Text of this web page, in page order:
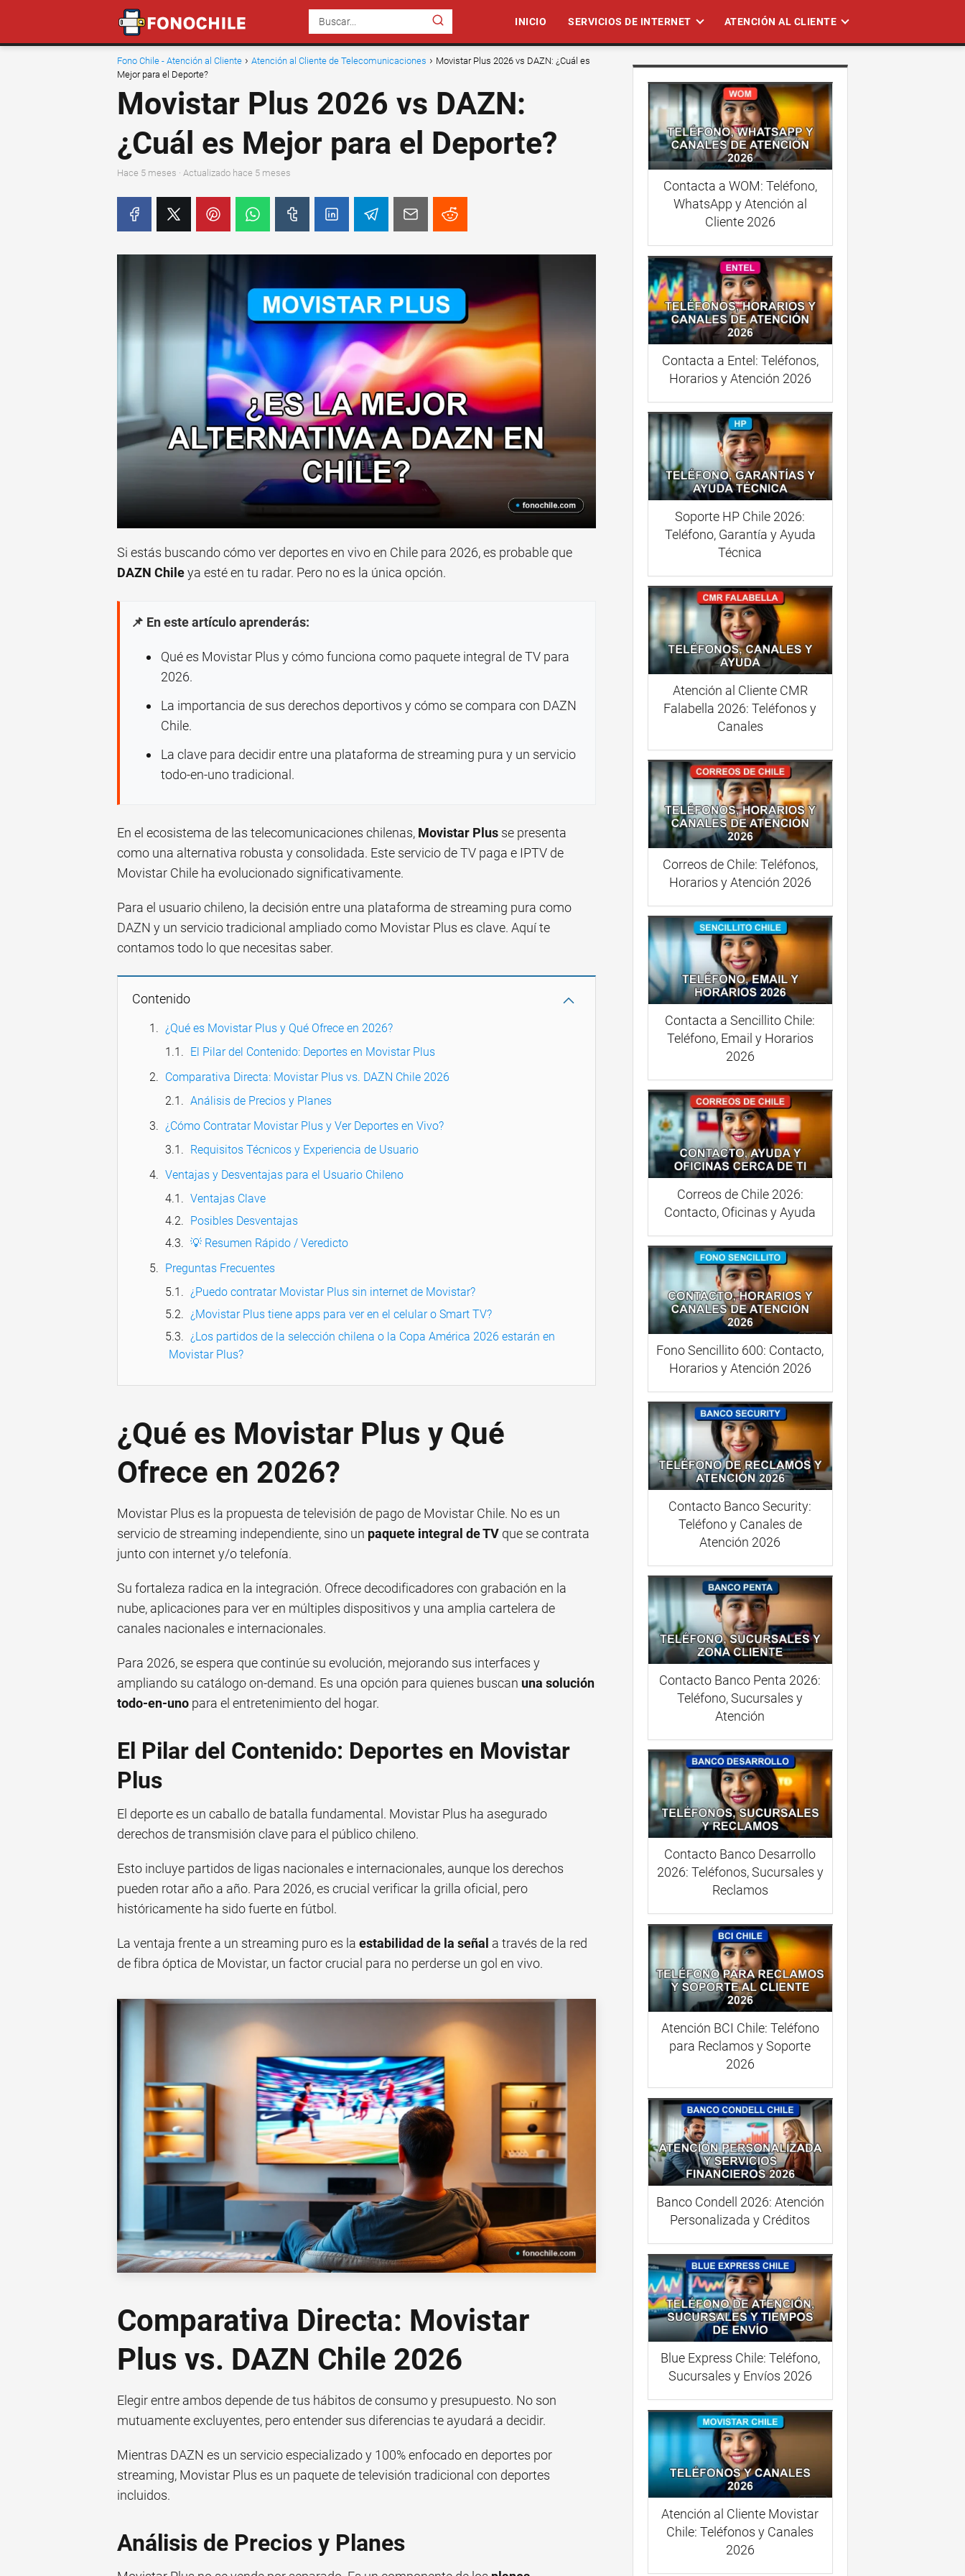
INICIO SERVICIOS DE INTERNET ATENCIÓN AL CLIENTE
Fono Chile - Atención al Cliente Atención al Cliente de Telecomunicaciones
Movistar Plus 2026 vs DAZN: ¿Cuál es
Mejor para el Deporte?
Movistar Plus 2026 vs DAZN:
¿Cuál es Mejor para el Deporte?
hace 5 meses · Actualizado hace 5 meses
Si estás buscando cómo ver deportes en vivo en Chile para 2026, es probable que
DAZN Chileya esté en tu radar. Pero no es la única opción.
📌 En este artículo aprenderás:
Qué es Movistar Plus y cómo funciona como paquete integral de TV para
2026.
La importancia de sus derechos deportivos y cómo se compara con DAZN
Chile.
La clave para decidir entre una plataforma de streaming pura y un servicio
todo-en-uno tradicional.
En el ecosistema de las telecomunicaciones chilenas, Movistar Plus se presenta
como una alternativa robusta y consolidada. Este servicio de TV paga e IPTV de
Movistar Chile ha evolucionado significativamente.
Para el usuario chileno, la decisión entre una plataforma de streaming pura como
DAZN y un servicio tradicional ampliado como Movistar Plus es clave. Aquí te
contamos todo lo que necesitas saber.
Contenido
¿Qué es Movistar Plus y Qué Ofrece en 2026?
El Pilar del Contenido: Deportes en Movistar Plus
Comparativa Directa: Movistar Plus vs. DAZN Chile 2026
Análisis de Precios y Planes
¿Cómo Contratar Movistar Plus y Ver Deportes en Vivo?
Requisitos Técnicos y Experiencia de Usuario
Ventajas y Desventajas para el Usuario Chileno
Ventajas Clave
Posibles Desventajas
💡 Resumen Rápido / Veredicto
Preguntas Frecuentes
¿Puedo contratar Movistar Plus sin internet de Movistar?
¿Movistar Plus tiene apps para ver en el celular o Smart TV?
¿Los partidos de la selección chilena o la Copa América 2026 estarán en
Movistar Plus?
¿Qué es Movistar Plus y Qué
Ofrece en 2026?
Movistar Plus es la propuesta de televisión de pago de Movistar Chile. No es un
servicio de streaming independiente, sino un paquete integral de TV que se contrata
junto con internet y/o telefonía.
Su fortaleza radica en la integración. Ofrece decodificadores con grabación en la
nube, aplicaciones para ver en múltiples dispositivos y una amplia cartelera de
canales nacionales e internacionales.
Para 2026, se espera que continúe su evolución, mejorando sus interfaces y
ampliando su catálogo on-demand. Es una opción para quienes buscan una solución
todo-en-uno para el entretenimiento del hogar.
El Pilar del Contenido: Deportes en Movistar
Plus
El deporte es un caballo de batalla fundamental. Movistar Plus ha asegurado
derechos de transmisión clave para el público chileno.
Esto incluye partidos de ligas nacionales e internacionales, aunque los derechos
pueden rotar año a año. Para 2026, es crucial verificar la grilla oficial, pero
históricamente ha sido fuerte en fútbol.
La ventaja frente a un streaming puro es la estabilidad de la señal a través de la red
de fibra óptica de Movistar, un factor crucial para no perderse un gol en vivo.
Comparativa Directa: Movistar
Plus vs. DAZN Chile 2026
Elegir entre ambos depende de tus hábitos de consumo y presupuesto. No son
mutuamente excluyentes, pero entender sus diferencias te ayudará a decidir.
Mientras DAZN es un servicio especializado y 100% enfocado en deportes por
streaming, Movistar Plus es un paquete de televisión tradicional con deportes
incluidos.
Análisis de Precios y Planes
Contacta a WOM: Teléfono,
WhatsApp y Atención al
Cliente 2026
Contacta a Entel: Teléfonos,
Horarios y Atención 2026
Soporte HP Chile 2026:
Teléfono, Garantía y Ayuda
Técnica
Atención al Cliente CMR
Falabella 2026: Teléfonos y
Canales
Correos de Chile: Teléfonos,
Horarios y Atención 2026
Contacta a Sencillito Chile:
Teléfono, Email y Horarios
2026
Correos de Chile 2026:
Contacto, Oficinas y Ayuda
Fono Sencillito 600: Contacto,
Horarios y Atención 2026
Contacto Banco Security:
Teléfono y Canales de
Atención 2026
Contacto Banco Penta 2026:
Teléfono, Sucursales y
Atención
Contacto Banco Desarrollo
2026: Teléfonos, Sucursales y
Reclamos
Atención BCI Chile: Teléfono
para Reclamos y Soporte
2026
Banco Condell 2026: Atención
Personalizada y Créditos
Blue Express Chile: Teléfono,
Sucursales y Envíos 2026
Atención al Cliente Movistar
Chile: Teléfonos y Canales
2026